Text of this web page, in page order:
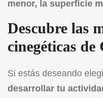
menor, la superficie
Descubre las
cinegéticas
Si estás deseando
desarrollar tu